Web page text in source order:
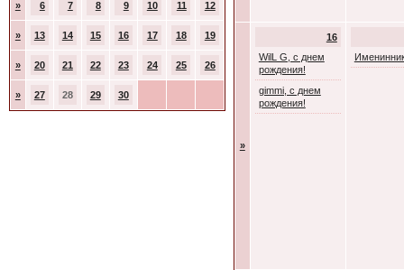
» 6 7 8 9 10 11 12
» 13 14 15 16 17 18 19
» 20 21 22 23 24 25 26
» 27 28 29 30
»
16
WilL G, с днем
рождения!
gimmi, с днем
рождения!